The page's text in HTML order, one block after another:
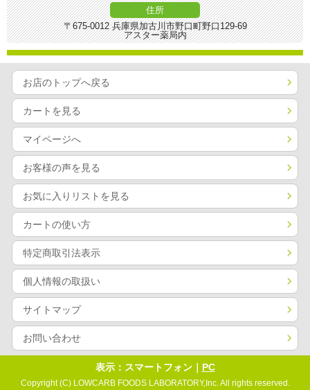
住所
〒675-0012 兵庫県加古川市野口町野口129-69
アスター薬局内
お店のトップへ戻る
カートを見る
マイページへ
お客様の声を見る
お気に入りリストを見る
カートの使い方
特定商取引法表示
個人情報の取扱い
サイトマップ
お問い合わせ
表示：スマートフォン｜ PC
Copyright (C) LOWCARB FOODS LABORATORY,Inc. All rights reserved.